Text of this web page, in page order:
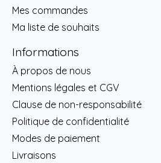
Mes commandes
Ma liste de souhaits
Informations
À propos de nous
Mentions légales et CGV
Clause de non-responsabilité
Politique de confidentialité
Modes de paiement
Livraisons